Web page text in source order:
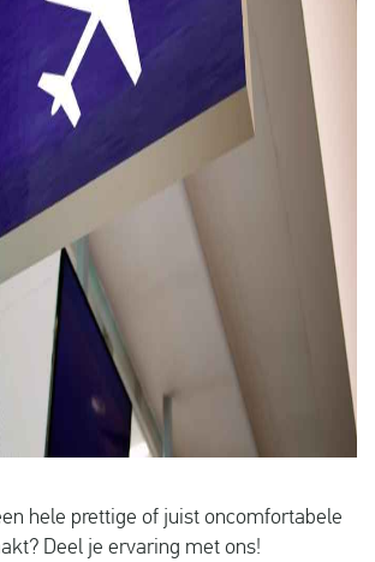
hele prettige of juist oncomfortabele
Deel je ervaring met ons!